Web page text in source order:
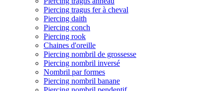
Piercing tragus fer à cheval
Piercing daith
Piercing conch
Piercing rook
Chaines d'oreille
Piercing nombril de grossesse
Piercing nombril inversé
Nombril par formes
Piercing nombril banane